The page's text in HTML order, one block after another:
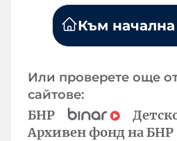
Към
Или проверете още
сайтове:
БНР
Архивен фонд на БНР